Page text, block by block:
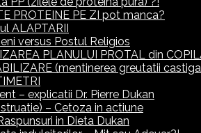
PROTEINE PE ZI pot manca?
ALAPTARII
versus Postul Religios
PLANULUI PROTAL din
(mentinerea greutatii
– explicatii Dr. Pierre Dukan
– Cetoza in actiune
in Dieta Dukan